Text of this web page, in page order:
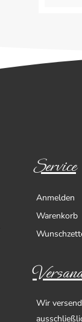
Service
Anmelden
Warenkorb
Wir